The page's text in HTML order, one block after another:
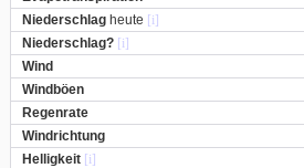
Niederschlag heute [i]
Niederschlag? [i]
Wind
Windböen
Regenrate
Windrichtung
Helligkeit [i]